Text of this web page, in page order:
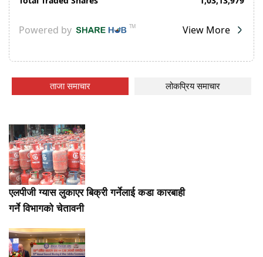
ताजा समाचार लोकप्रिय समाचार
एलपीजी ग्यास लुकाएर बिक्री गर्नेलाई कडा कारबाही
गर्ने विभागको चेतावनी